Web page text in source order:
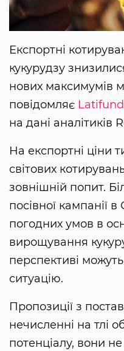
Експортні
кукурудзу
нових максимумів
повідомляє
на дані аналітиків
На експортні ціни
світових
зовнішній попит.
посівної кампанії
погодних умов в
вирощування
перспективі
ситуацію.
Пропозиції з
нечисленні на тлі
потенціалу, вони